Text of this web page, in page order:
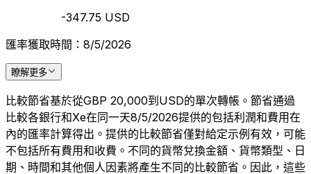
-347.75 USD
匯率獲取時間：8/5/2026
瞭解更多
比較節省基於從GBP 20,000到USD的單次轉帳。節省通過
比較各銀行和Xe在同一天8/5/2026提供的包括利潤和費用在
內的匯率計算得出。提供的比較節省僅對給定示例有效，可能
不包括所有費用和收費。不同的貨幣兌換金額、貨幣類型、日
期、時間和其他個人因素將產生不同的比較節省。因此，這些